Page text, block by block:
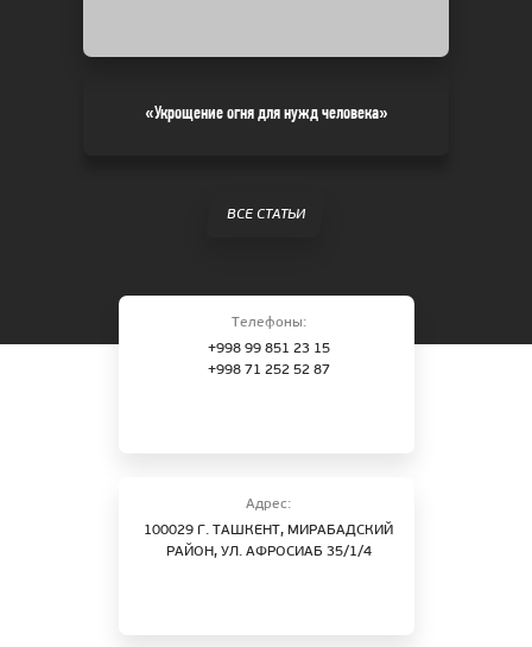
«Укрощение огня для нужд человека»
ВСЕ СТАТЬИ
Телефоны:
+998 99 851 23 15
+998 71 252 52 87
Адрес:
100029 Г. ТАШКЕНТ, МИРАБАДСКИЙ
РАЙОН, УЛ. АФРОСИАБ 35/1/4